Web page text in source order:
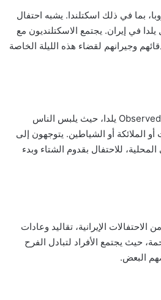
بما في ذلك اسكتلندا. يشبه احتفال
يلدا في إيران. يجتمع الاسكتلنديون مع
وجيرانهم لقضاء هذه الليلة الخاصة
بالمثل، في غرب إفريقيا، تُObserved يلدا، حيث يلبس الناس
الملائكة أو الشياطين. يتوجهون إلى
للاحتفال بقدوم الشتاء وبدء
الاحتفالات الإيرانية، تقاليد وعادات
حيث يجتمع الأفراد لتبادل الفرح
البعض.